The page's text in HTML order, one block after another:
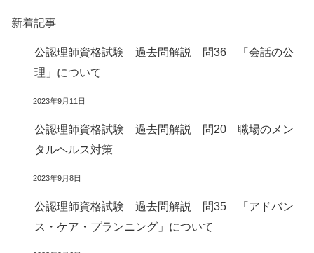
新着記事
公認理師資格試験 過去問解説 問36 「会話の公
理」について
2023年9月11日
公認理師資格試験 過去問解説 問20 職場のメン
タルヘルス対策
2023年9月8日
公認理師資格試験 過去問解説 問35 「アドバン
ス・ケア・プランニング」について